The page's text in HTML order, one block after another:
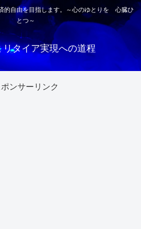
的自由を目指します。～心のゆとりを 心臓ひ
とつ～
タイア実現への道程
ンサーリンク